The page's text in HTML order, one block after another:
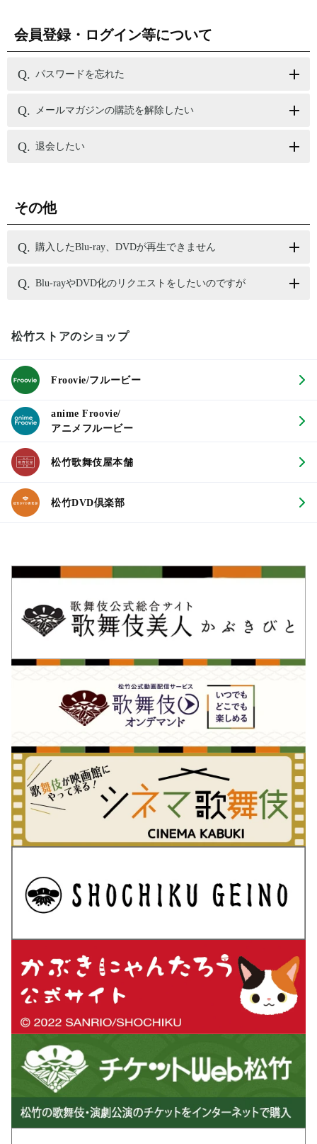
会員登録・ログイン等について
パスワードを忘れた
メールマガジンの購読を解除したい
退会したい
その他
購入したBlu-ray、DVDが再生できません
Blu-rayやDVD化のリクエストをしたいのですが
松竹ストアのショップ
Froovie/フルービー
anime Froovie/
アニメフルービー
松竹歌舞伎屋本舗
松竹DVD倶楽部